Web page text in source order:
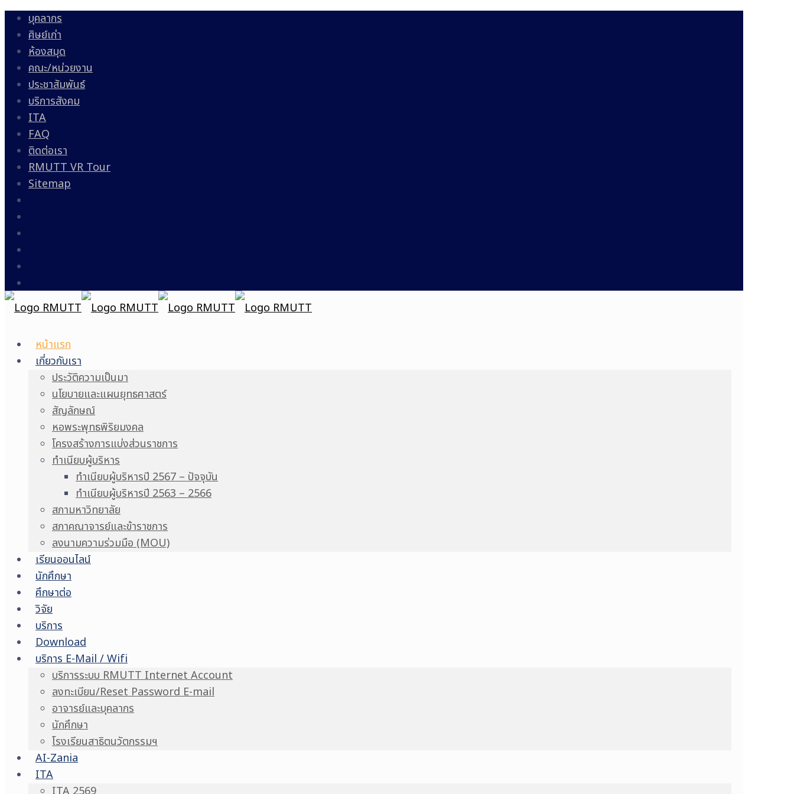
บุคลากร
ศิษย์เก่า
ห้องสมุด
คณะ/หน่วยงาน
ประชาสัมพันธ์
บริการสังคม
ITA
FAQ
ติดต่อเรา
RMUTT VR Tour
Sitemap
หน้าแรก
เกี่ยวกับเรา
ประวัติความเป็นมา
นโยบายและแผนยุทธศาสตร์
สัญลักษณ์
หอพระพุทธพิริยมงคล
โครงสร้างการแบ่งส่วนราชการ
ทำเนียบผู้บริหาร
ทำเนียบผู้บริหารปี 2567 – ปัจจุบัน
ทำเนียบผู้บริหารปี 2563 – 2566
สภามหาวิทยาลัย
สภาคณาจารย์และข้าราชการ
ลงนามความร่วมมือ (MOU)
เรียนออนไลน์
นักศึกษา
ศึกษาต่อ
วิจัย
บริการ
Download
บริการ E-Mail / Wifi
บริการระบบ RMUTT Internet Account
ลงทะเบียน/Reset Password E-mail
อาจารย์และบุคลากร
นักศึกษา
โรงเรียนสาธิตนวัตกรรมฯ
AI-Zania
ITA